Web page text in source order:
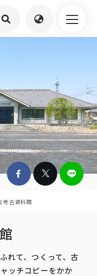
考古資料館
れて、つくって、古
ッチコピーをかか